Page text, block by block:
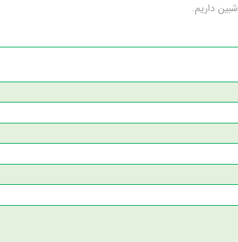
داریم.